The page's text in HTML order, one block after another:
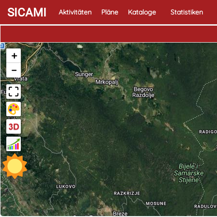
SICAMI Aktivitäten Pläne Kataloge Statistiken
+
−